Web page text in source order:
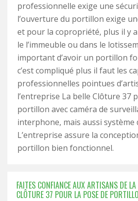
professionnelle exige une
l’ouverture du portillon exige
et pour la copropriété, plus il y
le l’immeuble ou dans le
important d’avoir un portillon
c’est compliqué plus il faut les
professionnelles pointues
l’entreprise La belle Clôture 37
portillon avec caméra de
interphone, mais aussi système
L’entreprise assure la
portillon bien fonctionnel.
FAITES CONFIANCE AUX ARTISANS DE LA
CLÔTURE 37 POUR LA POSE DE